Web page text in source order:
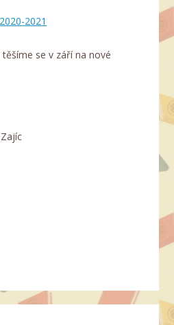
2021
se v září na nové